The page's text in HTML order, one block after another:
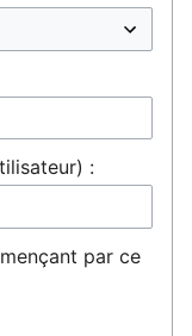
:
par ce